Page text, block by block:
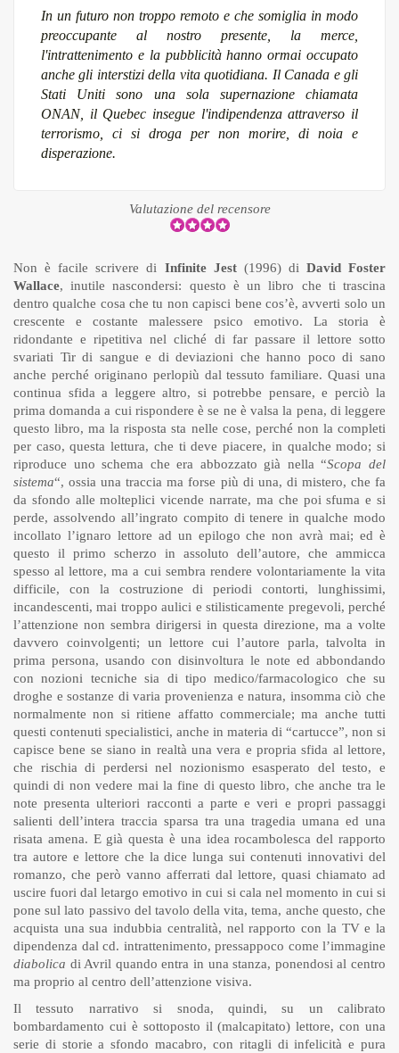
In un futuro non troppo remoto e che somiglia in modo
preoccupante al nostro presente, la merce,
l'intrattenimento e la pubblicità hanno ormai occupato
anche gli interstizi della vita quotidiana. Il Canada e gli
Stati Uniti sono una sola supernazione chiamata
ONAN, il Quebec insegue l'indipendenza attraverso il
terrorismo, ci si droga per non morire, di noia e
disperazione.
Valutazione del recensore
Non è facile scrivere di Infinite Jest(1996) di David Foster
Wallace, inutile nascondersi: questo è un libro che ti trascina
dentro qualche cosa che tu non capisci bene cos’è, avverti solo un
crescente e costante malessere psico emotivo. La storia è
ridondante e ripetitiva nel cliché di far passare il lettore sotto
svariati Tir di sangue e di deviazioni che hanno poco di sano
anche perché originano perlopiù dal tessuto familiare. Quasi una
continua sfida a leggere altro, si potrebbe pensare, e perciò la
prima domanda a cui rispondere è se ne è valsa la pena, di leggere
questo libro, ma la risposta sta nelle cose, perché non la completi
per caso, questa lettura, che ti deve piacere, in qualche modo; si
riproduce uno schema che era abbozzato già nella “Scopa del
sistema“, ossia una traccia ma forse più di una, di mistero, che fa
da sfondo alle molteplici vicende narrate, ma che poi sfuma e si
perde, assolvendo all’ingrato compito di tenere in qualche modo
incollato l’ignaro lettore ad un epilogo che non avrà mai; ed è
questo il primo scherzo in assoluto dell’autore, che ammicca
spesso al lettore, ma a cui sembra rendere volontariamente la vita
difficile, con la costruzione di periodi contorti, lunghissimi,
incandescenti, mai troppo aulici e stilisticamente pregevoli, perché
l’attenzione non sembra dirigersi in questa direzione, ma a volte
davvero coinvolgenti; un lettore cui l’autore parla, talvolta in
prima persona, usando con disinvoltura le note ed abbondando
con nozioni tecniche sia di tipo medico/farmacologico che su
droghe e sostanze di varia provenienza e natura, insomma ciò che
normalmente non si ritiene affatto commerciale; ma anche tutti
questi contenuti specialistici, anche in materia di “cartucce”, non si
capisce bene se siano in realtà una vera e propria sfida al lettore,
che rischia di perdersi nel nozionismo esasperato del testo, e
quindi di non vedere mai la fine di questo libro, che anche tra le
note presenta ulteriori racconti a parte e veri e propri passaggi
salienti dell’intera traccia sparsa tra una tragedia umana ed una
risata amena. E già questa è una idea rocambolesca del rapporto
tra autore e lettore che la dice lunga sui contenuti innovativi del
romanzo, che però vanno afferrati dal lettore, quasi chiamato ad
uscire fuori dal letargo emotivo in cui si cala nel momento in cui si
pone sul lato passivo del tavolo della vita, tema, anche questo, che
acquista una sua indubbia centralità, nel rapporto con la TV e la
dipendenza dal cd. intrattenimento, pressappoco come l’immagine
diabolica di Avril quando entra in una stanza, ponendosi al centro
ma proprio al centro dell’attenzione visiva.
Il tessuto narrativo si snoda, quindi, su un calibrato
bombardamento cui è sottoposto il (malcapitato) lettore, con una
serie di storie a sfondo macabro, con ritagli di infelicità e pura